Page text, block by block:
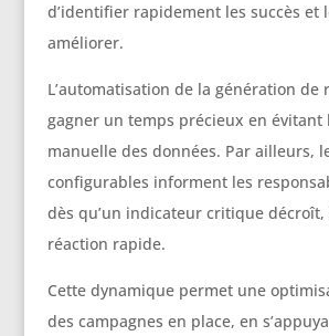
d’identifier rapidement les succès et
améliorer.
L’automatisation de la génération de
gagner un temps précieux en évitant
manuelle des données. Par ailleurs,
configurables informent les
dès qu’un indicateur critique
réaction rapide.
Cette dynamique permet une
des campagnes en place, en